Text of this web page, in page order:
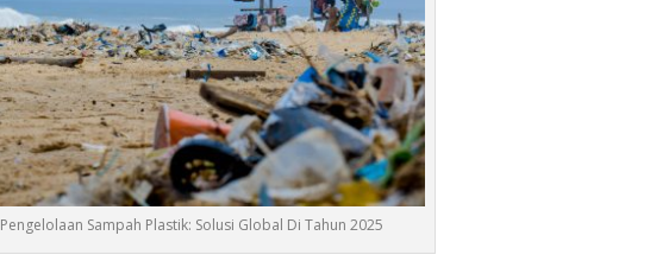
Pengelolaan Sampah Plastik: Solusi Global Di Tahun 2025